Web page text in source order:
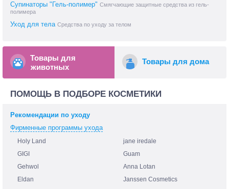
Супинаторы "Гель-полимер" Смягчающие защитные средства из гель-
полимера
Уход для тела Средства по уходу за телом
Товары для
животных
Товары для дома
ПОМОЩЬ В ПОДБОРЕ КОСМЕТИКИ
Рекомендации по уходу
Фирменные программы ухода
Holy Land
jane iredale
GIGI
Guam
Gehwol
Anna Lotan
Eldan
Janssen Cosmetics